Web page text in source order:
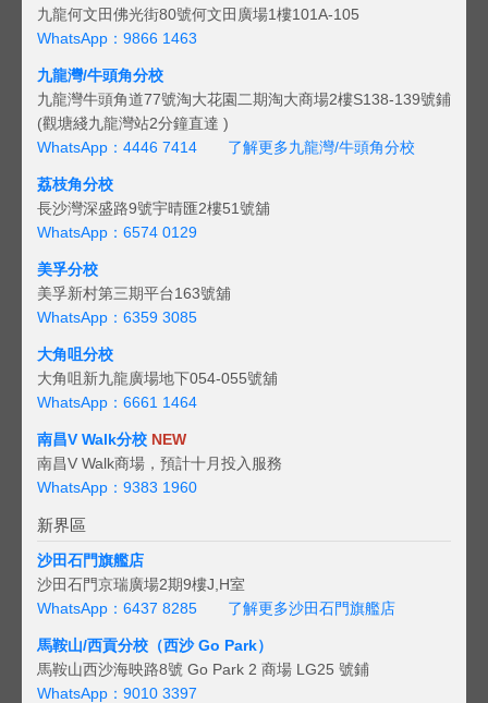
九龍何文田佛光街80號何文田廣場1樓101A-105
WhatsApp：9866 1463
九龍灣/牛頭角分校
九龍灣牛頭角道77號淘大花園二期淘大商場2樓S138-139號鋪
(觀塘綫九龍灣站2分鐘直達 )
WhatsApp：4446 7414
了解更多九龍灣/牛頭角分校
荔枝角分校
長沙灣深盛路9號宇晴匯2樓51號舖
WhatsApp：6574 0129
美孚分校
美孚新村第三期平台163號舖
WhatsApp：6359 3085
大角咀分校
大角咀新九龍廣場地下054-055號舖
WhatsApp：6661 1464
南昌V Walk分校 NEW
南昌V Walk商場，預計十月投入服務
WhatsApp：9383 1960
新界區
沙田石門旗艦店
沙田石門京瑞廣場2期9樓J,H室
WhatsApp：6437 8285
了解更多沙田石門旗艦店
馬鞍山/西貢分校（西沙 Go Park）
馬鞍山西沙海映路8號 Go Park 2 商場 LG25 號鋪
WhatsApp：9010 3397